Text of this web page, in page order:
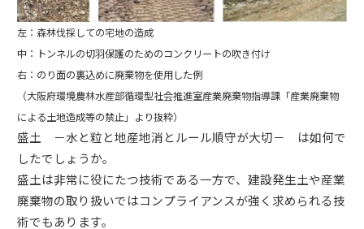
左：森林伐採しての宅地の造成
中：トンネルの切羽保護のためのコンクリートの吹き付け
右：のり面の裏込めに廃棄物を使用した例
（大阪府環境農林水産部循環型社会推進室産業廃棄物指導課「産業廃棄物
による土地造成等の禁止」より抜粋）
盛土 －水と粒と地産地消とルール順守が大切－ は如何で
したでしょうか。
盛土は非常に役にたつ技術である一方で、建設発生土や産業
廃棄物の取り扱いではコンプライアンスが強く求められる技
術でもあります。